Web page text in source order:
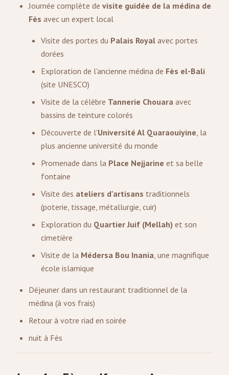
Journée complète de visite guidée de la médina de
Fès avec un expert local
Visite des portes du Palais Royal avec portes
dorées
Exploration de l'ancienne médina de Fès el-Bali
(site UNESCO)
Visite de la célèbre Tannerie Chouara avec
bassins de teinture colorés
Découverte de l'Université Al Quaraouiyine, la
plus ancienne université du monde
Promenade dans la Place Nejjarine et sa belle
fontaine
Visite des ateliers d'artisans traditionnels
(poterie, tissage, métallurgie, cuir)
Exploration du Quartier Juif (Mellah) et son
cimetière
Visite de la Médersa Bou Inania, une magnifique
école islamique
Déjeuner dans un restaurant traditionnel de la
médina (à vos frais)
Retour à votre riad en soirée
nuit à Fès